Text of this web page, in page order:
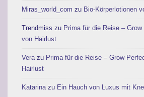
Miras_world_com zu Bio-Körperlotionen
Trendmiss zu Prima für die Reise –
von Hairlust
Verazu Prima für die Reise – Grow
Hairlust
Katarinazu Ein Hauch von Luxus mit